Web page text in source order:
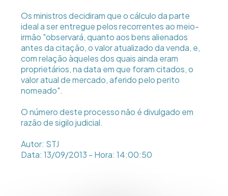
Os ministros decidiram que o cálculo da parte
ideal a ser entregue pelos recorrentes ao meio-
irmão "observará, quanto aos bens alienados
antes da citação, o valor atualizado da venda, e,
com relação àqueles dos quais ainda eram
proprietários, na data em que foram citados, o
valor atual de mercado, aferido pelo perito
nomeado".
O número deste processo não é divulgado em
razão de sigilo judicial.
Autor: STJ
Data: 13/09/2013 - Hora: 14:00:50